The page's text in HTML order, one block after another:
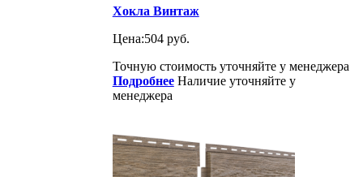
Хокла Винтаж
Цена:504 руб.
Точную стоимость уточняйте у менеджера
Подробнее Наличие уточняйте у
менеджера